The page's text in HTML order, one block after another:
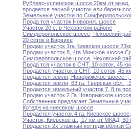
Рублево-успенское шоссе 20км от мкад
продается лесной участок ели березы
Земельные участки по
Прода тся участок Новориж шоссе
Участок 20 с в Чеховском районе
Симферопольское шоссе Чеховский
20 соток в Барвихе
Продам участок 1га Киевское шоссе
Продам участок 8 4га Минское шоссе
Симферопольское шоссе Чеховский
Прода тся участок в СНТ, 10 соток 45 км
Продаётся участок в СНТ, 10 соток 45
Продается земля
Новорижское шоссе
Продается земля 63 га Тверская обл
Продается земельный участок 7 8 га
Продаю участок 2 Га Новорижское
Собственник предлагает Земельные
Котедж на киесвком шоссе
Продаётся участок 4 га
Киевское шоссе
Участок
Киевское ш 17 км от МКАД 30
Продается 2х этажный коттедж вблизи